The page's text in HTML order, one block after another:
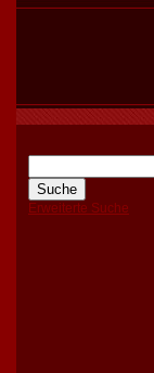
Erweiterte Suche